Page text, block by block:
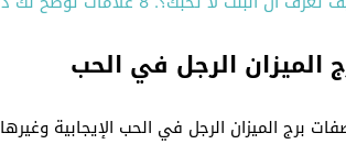
الميزان الرجل في الحب
برج الميزان الرجل في الحب الإيجابية